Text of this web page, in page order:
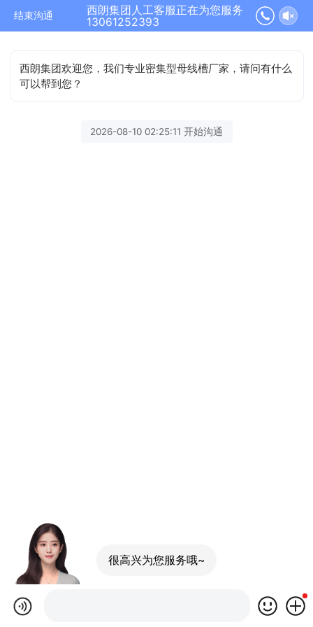
结束沟通
西朗集团人工客服正在为您服务
13061252393
西朗集团欢迎您，我们专业密集型母线槽厂家，请问有什么
可以帮到您？
2026-08-10 02:25:11 开始沟通
很高兴为您服务哦~